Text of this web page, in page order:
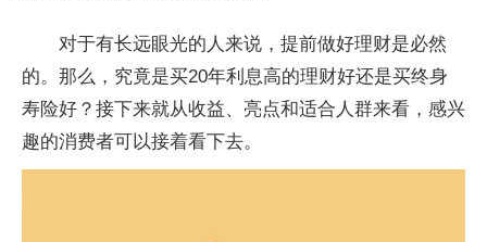
对于有长远眼光的人来说，提前做好理财是必然
的。那么，究竟是买20年利息高的理财好还是买终身
寿险好？接下来就从收益、亮点和适合人群来看，感兴
趣的消费者可以接着看下去。